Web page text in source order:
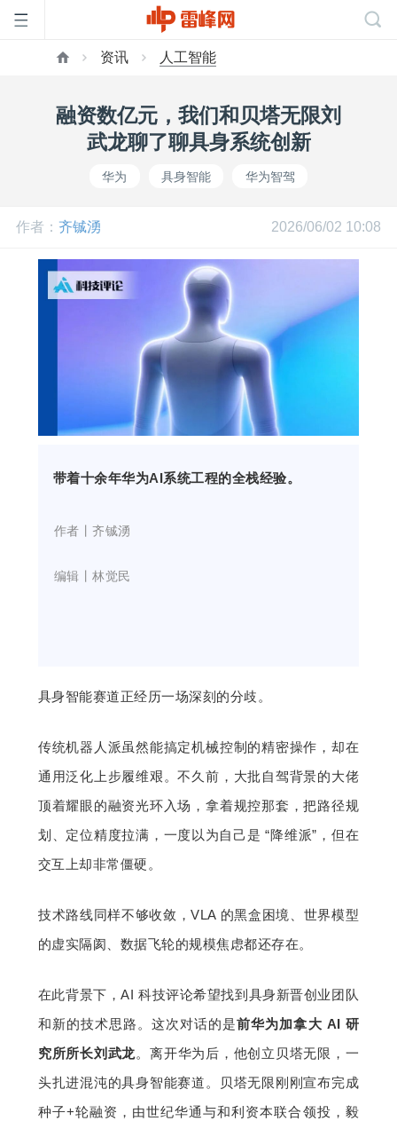
网
专
机
资讯 人工智能
融资数亿元，我们和贝塔无限刘
武龙聊了聊具身系统创新
华为 具身智能 华为智驾
作者： 齐铖湧 2026/06/02 10:08
带着十余年华为AI系统工程的全栈经验。
作者丨齐铖湧
编辑丨林觉民
具身智能赛道正经历一场深刻的分歧。
传统机器人派虽然能搞定机械控制的精密操作，却在
通用泛化上步履维艰。不久前，大批自驾背景的大佬
顶着耀眼的融资光环入场，拿着规控那套，把路径规
划、定位精度拉满，一度以为自己是 “降维派”，但在
交互上却非常僵硬。
技术路线同样不够收敛，VLA 的黑盒困境、世界模型
的虚实隔阂、数据飞轮的规模焦虑都还存在。
在此背景下，AI 科技评论希望找到具身新晋创业团队
和新的技术思路。这次对话的是前华为加拿大 AI 研
究所所长刘武龙。离开华为后，他创立贝塔无限，一
头扎进混沌的具身智能赛道。
贝塔无限刚刚宣布完成
种子+轮融资，由世纪华通与和利资本联合领投，毅